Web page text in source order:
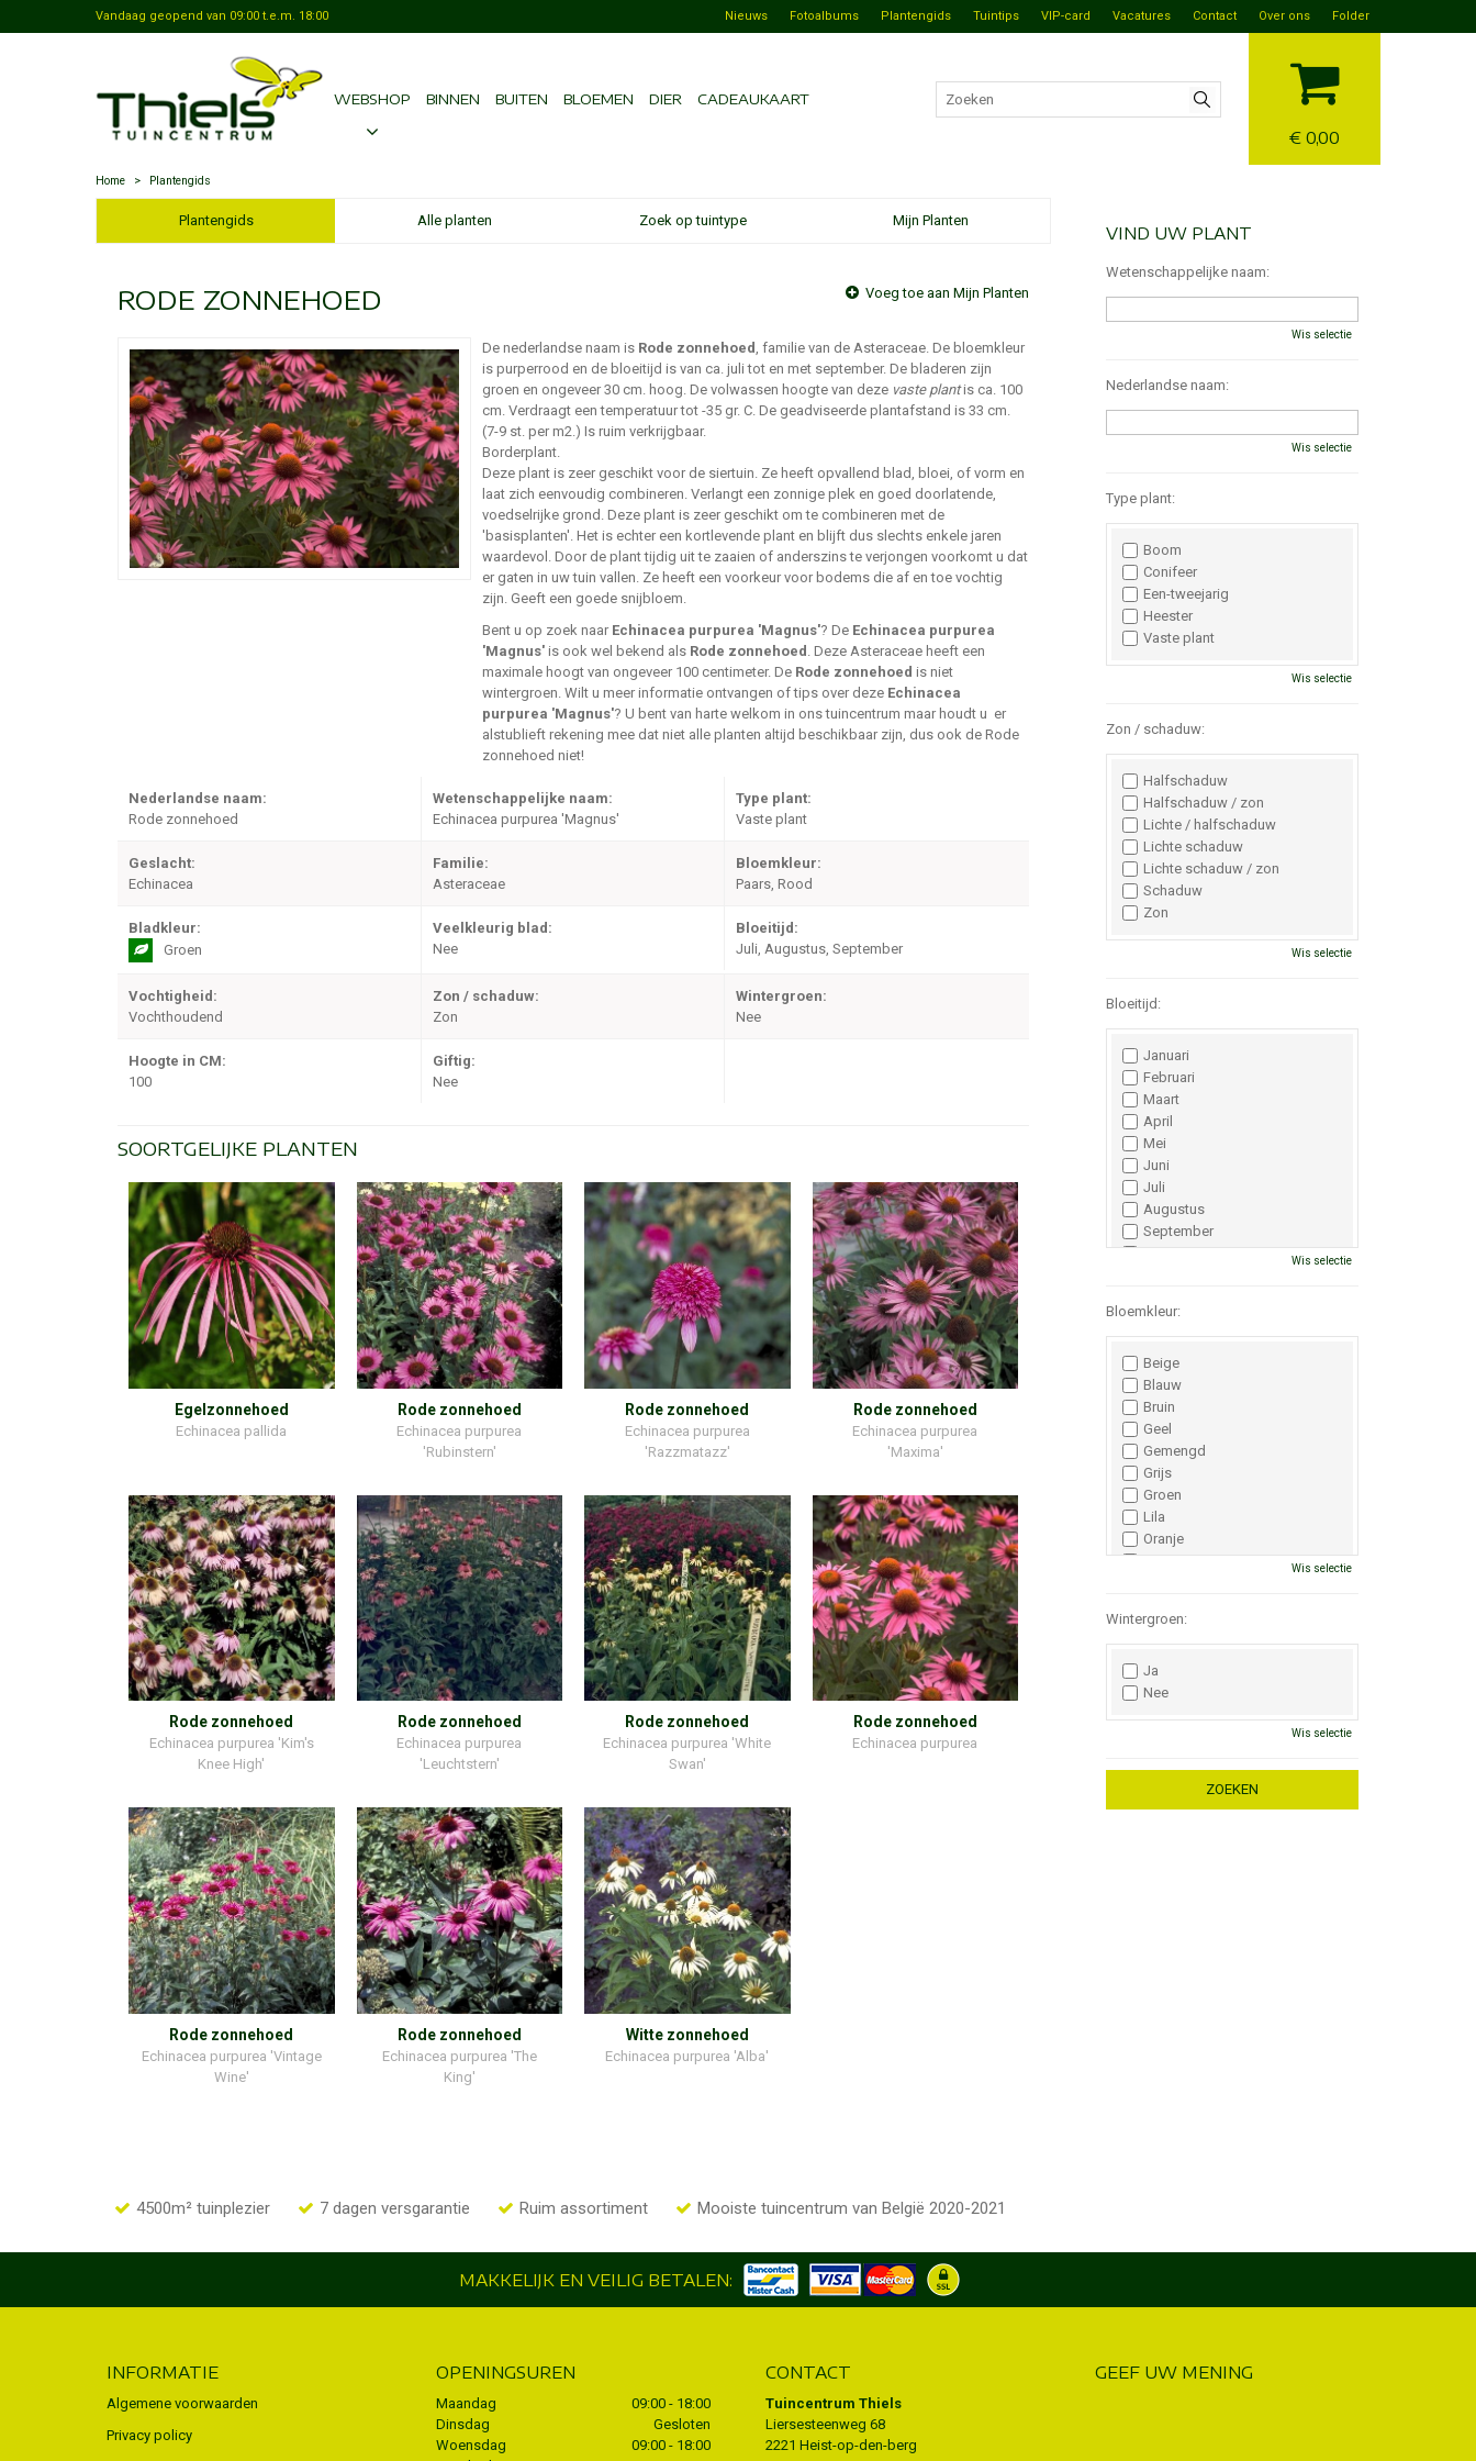
Home > Plantengids
Vandaag geopend van 09:00 t.e.m. 18:00
€ 0,00
Nieuws Fotoalbums Plantengids Tuintips VIP-card Vacatures Contact Over ons Folder
WEBSHOP BINNEN BUITEN BLOEMEN DIER CADEAUKAART
Plantengids Alle planten Zoek op tuintype Mijn Planten
RODE ZONNEHOED Voeg toe aan Mijn Planten
De nederlandse naam is Rode zonnehoed, familie van de Asteraceae. De bloemkleur
is purperrood en de bloeitijd is van ca. juli tot en met september. De bladeren zijn
groen en ongeveer 30 cm. hoog. De volwassen hoogte van deze vaste plantis ca. 100
cm. Verdraagt een temperatuur tot -35 gr. C. De geadviseerde plantafstand is 33 cm.
(7-9 st. per m2.) Is ruim verkrijgbaar.
Borderplant.
Deze plant is zeer geschikt voor de siertuin. Ze heeft opvallend blad, bloei, of vorm en
laat zich eenvoudig combineren. Verlangt een zonnige plek en goed doorlatende,
voedselrijke grond. Deze plant is zeer geschikt om te combineren met de
'basisplanten'. Het is echter een kortlevende plant en blijft dus slechts enkele jaren
waardevol. Door de plant tijdig uit te zaaien of anderszins te verjongen voorkomt u dat
er gaten in uw tuin vallen. Ze heeft een voorkeur voor bodems die af en toe vochtig
zijn. Geeft een goede snijbloem.
Bent u op zoek naar Echinacea purpurea 'Magnus'? De Echinacea purpurea
'Magnus' is ook wel bekend als Rode zonnehoed . Deze Asteraceae heeft een
maximale hoogt van ongeveer 100 centimeter. De Rode zonnehoed is niet
wintergroen. Wilt u meer informatie ontvangen of tips over deze Echinacea
purpurea 'Magnus'? U bent van harte welkom in ons tuincentrum maar houdt u er
alstublieft rekening mee dat niet alle planten altijd beschikbaar zijn, dus ook de Rode
zonnehoed niet!
Nederlandse naam:
Rode zonnehoed
Wetenschappelijke naam:
Echinacea purpurea 'Magnus'
Type plant:
Vaste plant
Geslacht:
Echinacea
Familie:
Asteraceae
Bloemkleur:
Paars, Rood
Bladkleur:
Groen
Veelkleurig blad:
Nee
Bloeitijd:
Juli, Augustus, September
Vochtigheid:
Vochthoudend
Zon / schaduw:
Zon
Wintergroen:
Nee
Hoogte in CM:
100
Giftig:
Nee
SOORTGELIJKE PLANTEN
Egelzonnehoed
Echinacea pallida
Rode zonnehoed
Echinacea purpurea
'Rubinstern'
Rode zonnehoed
Echinacea purpurea
'Razzmatazz'
Rode zonnehoed
Echinacea purpurea
'Maxima'
Rode zonnehoed
Echinacea purpurea 'Kim's
Knee High'
Rode zonnehoed
Echinacea purpurea
'Leuchtstern'
Rode zonnehoed
Echinacea purpurea 'White
Swan'
Rode zonnehoed
Echinacea purpurea
Rode zonnehoed
Echinacea purpurea 'Vintage
Wine'
Rode zonnehoed
Echinacea purpurea 'The
King'
Witte zonnehoed
Echinacea purpurea 'Alba'
4500m² tuinplezier 7 dagen versgarantie Ruim assortiment Mooiste tuincentrum van België 2020-2021
VIND UW PLANT
Wetenschappelijke naam:
Wis selectie
Nederlandse naam:
Wis selectie
Type plant:
Boom
Conifeer
Een-tweejarig
Heester
Vaste plant
Wis selectie
Zon / schaduw:
Halfschaduw
Halfschaduw / zon
Lichte / halfschaduw
Lichte schaduw
Lichte schaduw / zon
Schaduw
Zon
Wis selectie
Bloeitijd:
Januari
Februari
Maart
April
Mei
Juni
Juli
Augustus
September
Oktober
Wis selectie
Bloemkleur:
Beige
Blauw
Bruin
Geel
Gemengd
Grijs
Groen
Lila
Oranje
Paars
Wit
Zwart
Wis selectie
Wintergroen:
Ja
Nee
Wis selectie
MAKKELIJK EN VEILIG BETALEN:
INFORMATIE
Algemene voorwaarden
Privacy policy
OPENINGSUREN
Maandag
09:00 - 18:00
Dinsdag
Gesloten
Woensdag
09:00 - 18:00
CONTACT
Tuincentrum Thiels
Liersesteenweg 68
2221 Heist-op-den-berg
GEEF UW MENING